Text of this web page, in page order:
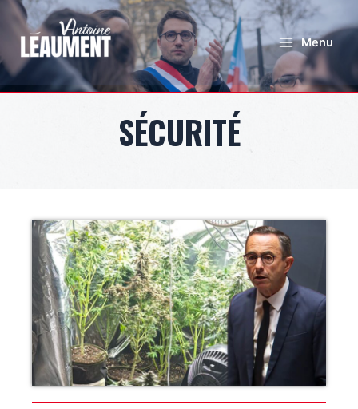
Menu
SÉCURITÉ